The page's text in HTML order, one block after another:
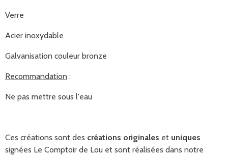
Verre
Acier inoxydable
Galvanisation couleur bronze
Recommandation :
Ne pas mettre sous l'eau
Ces créations sont des créations originales et uniques
signées Le Comptoir de Lou et sont réalisées dans notre